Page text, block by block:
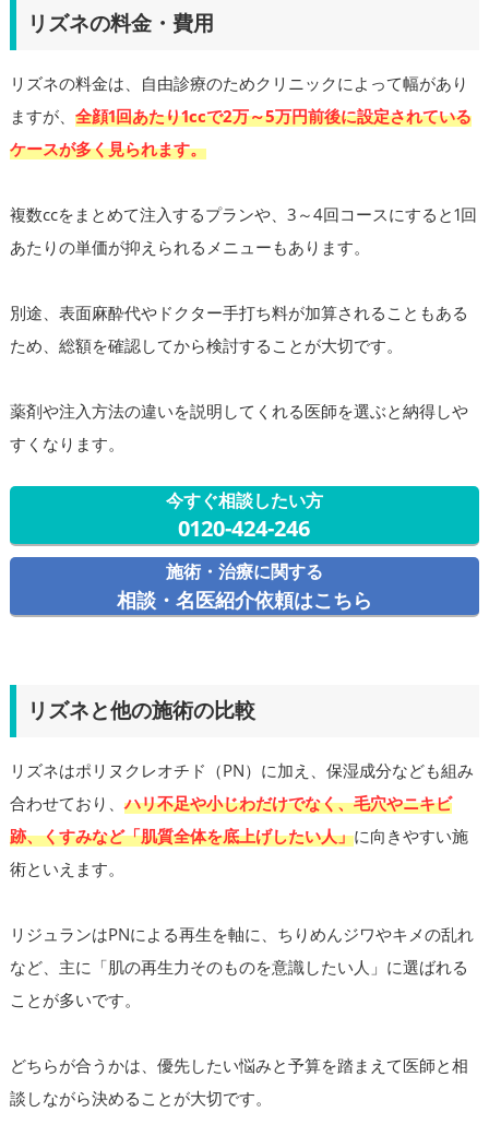
リズネの料金・費用
リズネの料金は、自由診療のためクリニックによって幅があり
ますが、 全顔1回あたり1ccで2万～5万円前後に設定されている
ケースが多く見られます。
複数ccをまとめて注入するプランや、3～4回コースにすると1回
あたりの単価が抑えられるメニューもあります。
別途、表面麻酔代やドクター手打ち料が加算されることもある
ため、総額を確認してから検討することが大切です。
薬剤や注入方法の違いを説明してくれる医師を選ぶと納得しや
すくなります。
今すぐ相談したい方
0120-424-246
施術・治療に関する
相談・名医紹介依頼はこちら
リズネと他の施術の比較
リズネはポリヌクレオチド（PN）に加え、保湿成分なども組み
合わせており、ハリ不足や小じわだけでなく、毛穴やニキビ
跡、くすみなど「肌質全体を底上げしたい人」に向きやすい施
術といえます。
リジュランはPNによる再生を軸に、ちりめんジワやキメの乱れ
など、主に「肌の再生力そのものを意識したい人」に選ばれる
ことが多いです。
どちらが合うかは、優先したい悩みと予算を踏まえて医師と相
談しながら決めることが大切です。